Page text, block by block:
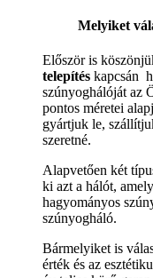
Melyiket
Először is
telepítés kapcsán
szúnyoghálóját az
pontos méretei
gyártjuk le,
szeretné.
Alapvetően két
ki azt a hálót,
hagyományos
szúnyogháló.
Bármelyiket is
érték és az